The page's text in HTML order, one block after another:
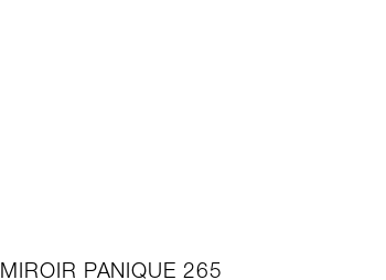
MIROIR PANIQUE 265